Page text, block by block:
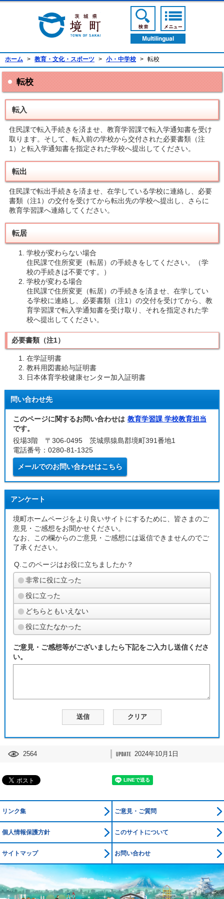
境町公式ホームページ検索ボタン
ホーム > 教育・文化・スポーツ > 小・中学校 > 転校
転校
転入
住民課で転入手続きを済ませ、教育学習課で転入学通知書を受け
取ります。そして、転入前の学校から交付された必要書類（注
1）と転入学通知書を指定された学校へ提出してください。
転出
住民課で転出手続きを済ませ、在学している学校に連絡し、必要
書類（注1）の交付を受けてから転出先の学校へ提出し、さらに
教育学習課へ連絡してください。
転居
学校が変わらない場合
住民課で住所変更（転居）の手続きをしてください。（学
校の手続きは不要です。）
学校が変わる場合
住民課で住所変更（転居）の手続きを済ませ、在学してい
る学校に連絡し、必要書類（注1）の交付を受けてから、教
育学習課で転入学通知書を受け取り、それを指定された学
校へ提出してください。
必要書類（注1）
在学証明書
教科用図書給与証明書
日本体育学校健康センター加入証明書
問い合わせ先
このページに関するお問い合わせは 教育学習課 学校教育担当
です。
役場3階 〒306-0495 茨城県猿島郡境町391番地1
電話番号：0280-81-1325
メールでのお問い合わせはこちら
アンケート
境町ホームページをより良いサイトにするために、皆さまのご
意見・ご感想をお聞かせください。
なお、この欄からのご意見・ご感想には返信できませんのでご
了承ください。
Q.このページはお役に立ちましたか？
非常に役に立った
役に立った
どちらともいえない
役に立たなかった
ご意見・ご感想等がございましたら下記をご入力し送信くださ
い。
2564 2024年10月1日
リンク集 ご意見・ご質問
個人情報保護方針 このサイトについて
サイトマップ お問い合わせ